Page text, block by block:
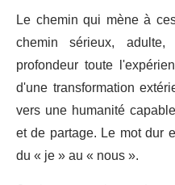
Le chemin qui mène à
chemin sérieux,
profondeur toute
d'une transformation
vers une humanité
et de partage. Le mot dur
du « je » au « nous ».